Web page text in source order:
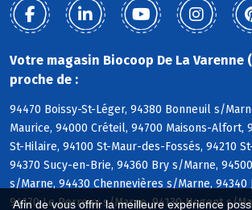
Afin de vous offrir la meilleure expérience
Votre magasin Biocoop De La Varenne
proche de :
94470 Boissy-St-Léger, 94380 Bonneuil s/
Maurice, 94000 Créteil, 94700 Maisons-Alfort,
St-Hilaire, 94100 St-Maur-des-Fossés, 94210
94370 Sucy-en-Brie, 94360 Bry s/Marne,
s/Marne, 94430 Chennevières s/Marne,
94170 Le Perreux s/Marne, 94130 Nogent s/